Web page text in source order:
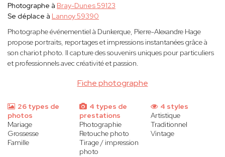
Fiche photographe
Photographe à Bray-Dunes 59123
Se déplace à Lannoy 59390
Photographe événementiel à Dunkerque, Pierre-Alexandre Hage
propose portraits, reportages et impressions instantanées grâce à
son chariot photo. Il capture des souvenirs uniques pour particuliers
et professionnels avec créativité et passion.
26 types de
photos
Mariage
Grossesse
Famille
4 types de
prestations
Photographie
Retouche photo
Tirage / impression
photo
4 styles
Artistique
Traditionnel
Vintage